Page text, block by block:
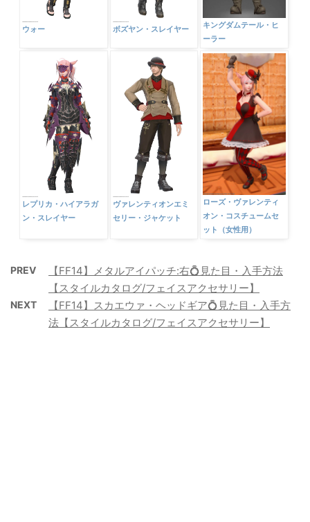
ウォー ボズヤン・スレイヤー
キングダムテール・ヒ
ーラー
レプリカ・ハイアラガ
ン・スレイヤー
ヴァレンティオンエミ
セリー・ジャケット
ローズ・ヴァレンティ
オン・コスチュームセ
ット（女性用）
PREV
【FF14】メタルアイパッチ:右💍見た目・入手方法
【スタイルカタログ/フェイスアクセサリー】
NEXT
【FF14】スカエウァ・ヘッドギア💍見た目・入手方
法【スタイルカタログ/フェイスアクセサリー】